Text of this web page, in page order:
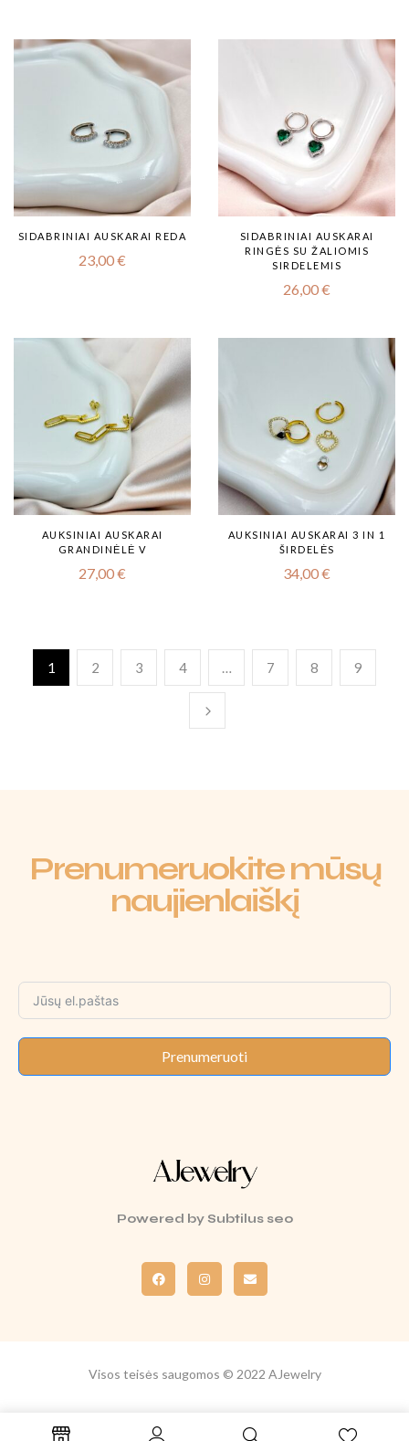
SIDABRINIAI AUSKARAI REDA
23,00€
SIDABRINIAI AUSKARAI
RINGĖS SU ŽALIOMIS
SIRDELEMIS
26,00€
AUKSINIAI AUSKARAI
GRANDINĖLĖ V
27,00€
AUKSINIAI AUSKARAI 3 IN 1
ŠIRDELĖS
34,00€
1 2 3 4 … 7 8 9
Prenumeruokite mūsų
naujienlaiškį
Prenumeruoti
Powered bySubtilus seo
Visos teisės saugomos © 2022 AJewelry